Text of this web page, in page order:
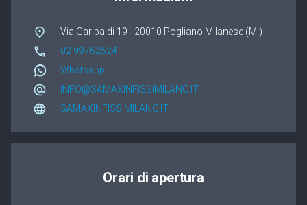
Winergetic Premium Passive
Finestra a bilico
Via Garibaldi 19 - 20010 Pogliano Milanese (MI)
02 99762524
Whatsapp
INFO@SAMAXINFISSIMILANO.IT
SAMAXINFISSIMILANO.IT
Orari di apertura